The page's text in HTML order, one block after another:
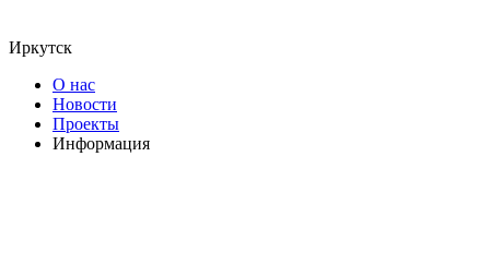
Иркутск
О нас
Новости
Проекты
Информация